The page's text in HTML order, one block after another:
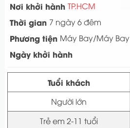
Nơi khởi hành TP.HCM
Thời gian 7 ngày 6 đêm
Phương tiện Máy Bay/Máy Bay
Ngày khởi hành
Tuổi khách
Người lớn
Trẻ em 2-11 tuổi